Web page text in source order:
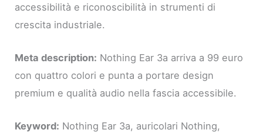
accessibilità e riconoscibilità in strumenti di
crescita industriale.
Meta description: Nothing Ear 3a arriva a 99 euro
con quattro colori e punta a portare design
premium e qualità audio nella fascia accessibile.
Keyword: Nothing Ear 3a, auricolari Nothing,